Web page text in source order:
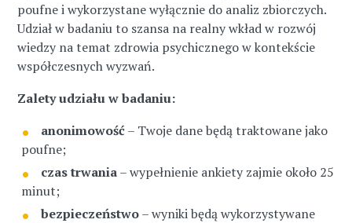
poufne i wykorzystane wyłącznie do analiz zbiorczych.
Udział w badaniu to szansa na realny wkład w rozwój
wiedzy na temat zdrowia psychicznego w kontekście
współczesnych wyzwań.
Zalety udziału w badaniu:
anonimowość– Twoje dane będą traktowane jako
poufne;
czas trwania– wypełnienie ankiety zajmie około 25
minut;
bezpieczeństwo– wyniki będą wykorzystywane